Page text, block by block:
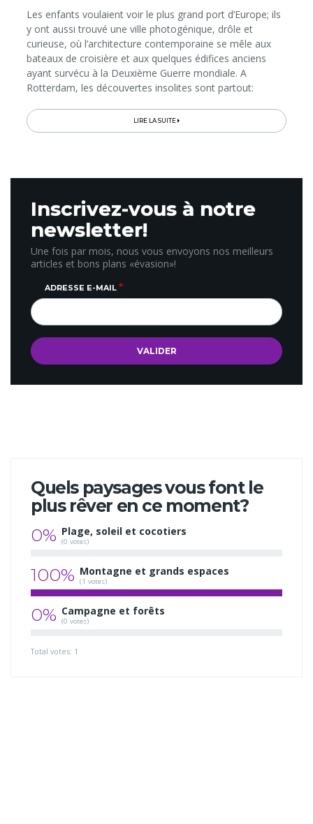
Les enfants voulaient voir le plus grand port d’Europe; ils
y ont aussi trouvé une ville photogénique, drôle et
curieuse, où l’architecture contemporaine se mêle aux
bateaux de croisière et aux quelques édifices anciens
ayant survécu à la Deuxième Guerre mondiale. A
Rotterdam, les découvertes insolites sont partout:
tendance, déplacements...LIRE LA SUITE
Inscrivez-vous à notre
newsletter!
Une fois par mois, nous vous envoyons nos meilleurs
articles et bons plans «évasion»!
ADRESSE E-MAIL
Quels paysages vous font le
plus rêver en ce moment?
0% Plage, soleil et cocotiers
(0 votes)
100% Montagne et grands espaces
(1 votes)
0% Campagne et forêts
(0 votes)
Total votes: 1